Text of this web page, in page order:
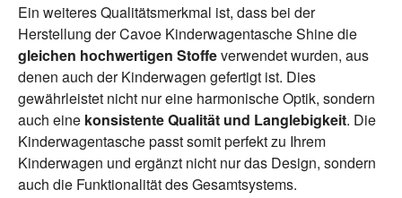
Ein weiteres Qualitätsmerkmal ist, dass bei der
Herstellung der Cavoe Kinderwagentasche Shine die
gleichen hochwertigen Stoffeverwendet wurden, aus
denen auch der Kinderwagen gefertigt ist. Dies
gewährleistet nicht nur eine harmonische Optik, sondern
auch eine konsistente Qualität und Langlebigkeit. Die
Kinderwagentasche passt somit perfekt zu Ihrem
Kinderwagen und ergänzt nicht nur das Design, sondern
auch die Funktionalität des Gesamtsystems.